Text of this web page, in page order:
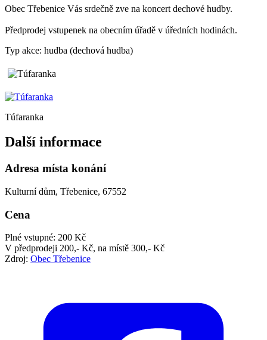
Obec Třebenice Vás srdečně zve na koncert dechové hudby.
Předprodej vstupenek na obecním úřadě v úředních hodinách.
Typ akce: hudba (dechová hudba)
Túfaranka
Další informace
Adresa místa konání
Kulturní dům, Třebenice, 67552
Cena
Plné vstupné: 200 Kč
V předprodeji 200,- Kč, na místě 300,- Kč
Zdroj: Obec Třebenice